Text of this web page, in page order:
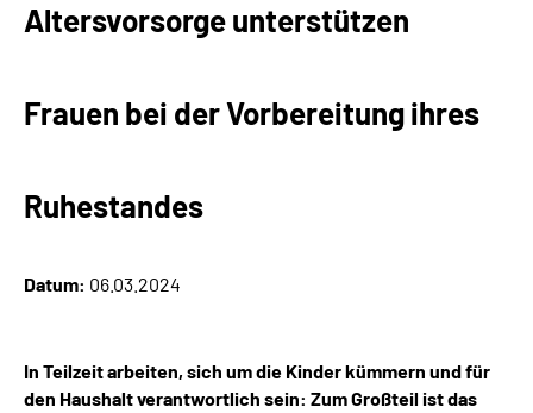
Über uns
Online-Services
Suche
Mein Kundenportal
Altersvorsorge unterstützen
Frauen bei der Vorbereitung ihres
Ruhestandes
Datum: 06.03.2024
In Teilzeit arbeiten, sich um die Kinder kümmern und für
den Haushalt verantwortlich sein: Zum Großteil ist das